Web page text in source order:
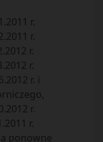
r.
r.
r.
r.
r. i
r.
r.
ponowne